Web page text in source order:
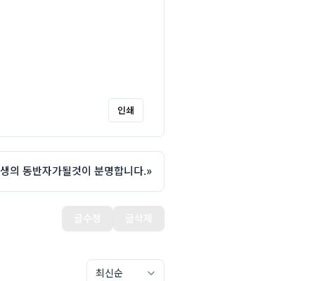
인쇄
의 동반자가될것이 분명합니다.»